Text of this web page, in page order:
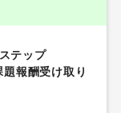
テップ
報酬受け取り